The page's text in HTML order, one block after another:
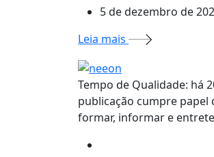
5 de dezembro de
Leia mais
Tempo de Qualidade: há
publicação cumpre papel
formar, informar e